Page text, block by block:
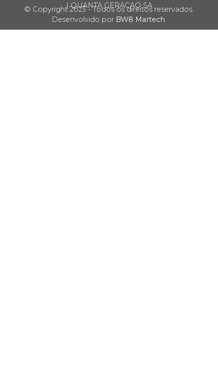
| QUANTA GERACAO SA
© Copyright 2023 - Todos os direitos reservados.
Desenvolvido por BW8 Martech